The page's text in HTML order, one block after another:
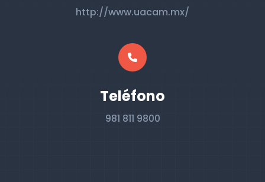
http://www.uacam.mx/
Teléfono
981 811 9800